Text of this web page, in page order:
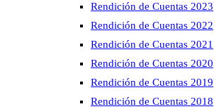
Rendición de Cuentas 2023
Rendición de Cuentas 2022
Rendición de Cuentas 2021
Rendición de Cuentas 2020
Rendición de Cuentas 2019
Rendición de Cuentas 2018